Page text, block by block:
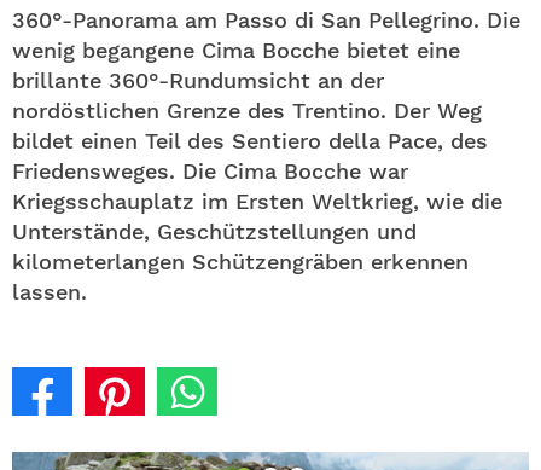
360°-Panorama am Passo di San Pellegrino. Die
wenig begangene Cima Bocche bietet eine
brillante 360°-Rundumsicht an der
nordöstlichen Grenze des Trentino. Der Weg
bildet einen Teil des Sentiero della Pace, des
Friedensweges. Die Cima Bocche war
Kriegsschauplatz im Ersten Weltkrieg, wie die
Unterstände, Geschützstellungen und
kilometerlangen Schützengräben erkennen
lassen.